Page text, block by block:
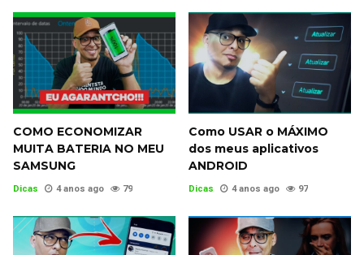
COMO ECONOMIZAR
MUITA BATERIA NO MEU
SAMSUNG
Dicas 4 anos ago 79
Como USAR o MÁXIMO
dos meus aplicativos
ANDROID
Dicas 4 anos ago 97